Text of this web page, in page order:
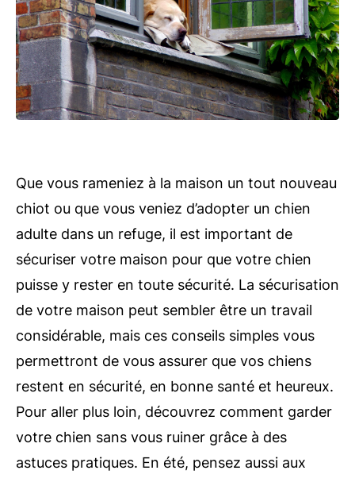
Que vous rameniez à la maison un tout nouveau
chiot ou que vous veniez d’adopter un chien
adulte dans un refuge, il est important de
sécuriser votre maison pour que votre chien
puisse y rester en toute sécurité. La sécurisation
de votre maison peut sembler être un travail
considérable, mais ces conseils simples vous
permettront de vous assurer que vos chiens
restent en sécurité, en bonne santé et heureux.
Pour aller plus loin, découvrez comment garder
votre chien sans vous ruiner grâce à des
astuces pratiques. En été, pensez aussi aux